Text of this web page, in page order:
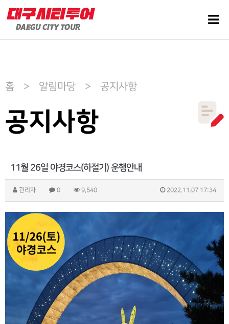
홈 > 알림마당 > 공지사항
공지사항
11월 26일 야경코스(하절기) 운행안내
관리자 0 9,540 2022.11.07 17:34